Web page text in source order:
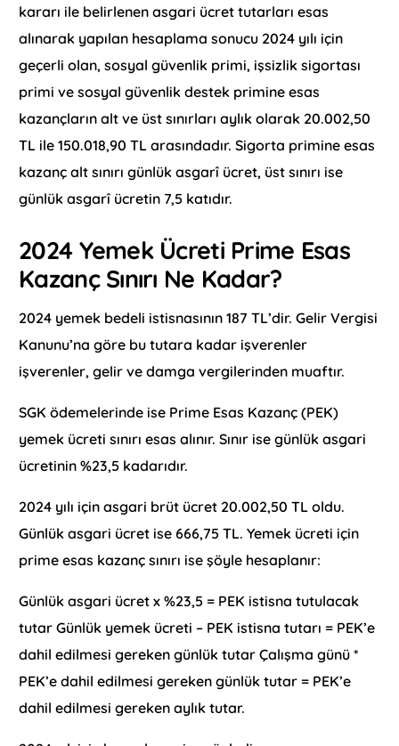
kararı ile belirlenen asgari ücret tutarları esas
alınarak yapılan hesaplama sonucu 2024 yılı için
geçerli olan, sosyal güvenlik primi, işsizlik sigortası
primi ve sosyal güvenlik destek primine esas
kazançların alt ve üst sınırları aylık olarak 20.002,50
TL ile 150.018,90 TL arasındadır. Sigorta primine esas
kazanç alt sınırı günlük asgarî ücret, üst sınırı ise
günlük asgarî ücretin 7,5 katıdır.
2024 Yemek Ücreti Prime Esas
Kazanç Sınırı Ne Kadar?
2024 yemek bedeli istisnasının 187 TL’dir. Gelir Vergisi
Kanunu’na göre bu tutara kadar işverenler
işverenler, gelir ve damga vergilerinden muaftır.
SGK ödemelerinde ise Prime Esas Kazanç (PEK)
yemek ücreti sınırı esas alınır. Sınır ise günlük asgari
ücretinin %23,5 kadarıdır.
2024 yılı için asgari brüt ücret 20.002,50 TL oldu.
Günlük asgari ücret ise 666,75 TL. Yemek ücreti için
prime esas kazanç sınırı ise şöyle hesaplanır:
Günlük asgari ücret x %23,5 = PEK istisna tutulacak
tutar Günlük yemek ücreti – PEK istisna tutarı = PEK’e
dahil edilmesi gereken günlük tutar Çalışma günü *
PEK’e dahil edilmesi gereken günlük tutar = PEK’e
dahil edilmesi gereken aylık tutar.